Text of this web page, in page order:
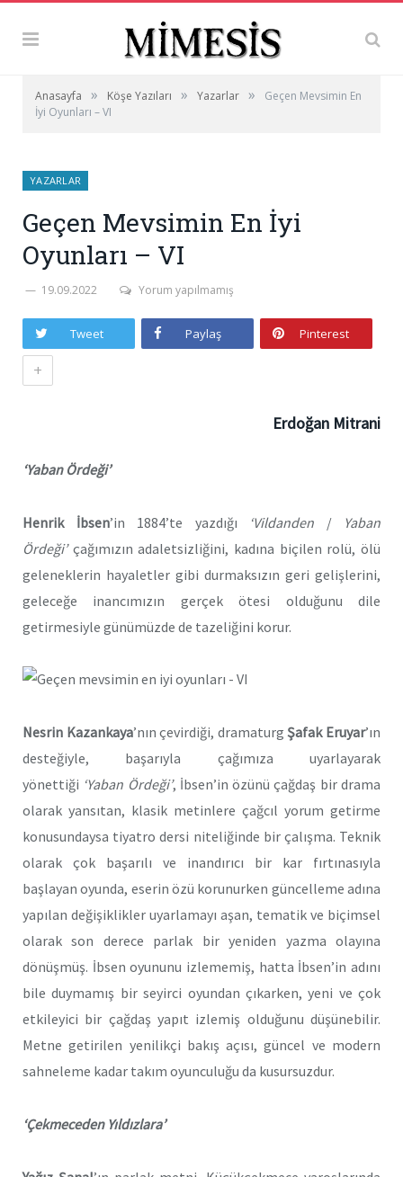
Anasayfa » Köşe Yazıları » Yazarlar »
Geçen Mevsimin En
İyi Oyunları – VI
YAZARLAR
Geçen Mevsimin En İyi
Oyunları – VI
19.09.2022 Yorum yapılmamış
Tweet Paylaş Pinterest
+
Erdoğan Mitrani
‘Yaban Ördeği’
Henrik İbsen’in 1884’te yazdığı ‘Vildanden / Yaban
Ördeği’çağımızın adaletsizliğini, kadına biçilen rolü, ölü
geleneklerin hayaletler gibi durmaksızın geri gelişlerini,
geleceğe inancımızın gerçek ötesi olduğunu dile
getirmesiyle günümüzde de tazeliğini korur.
Nesrin Kazankaya’nın çevirdiği, dramaturgŞafak Eruyar’ın
desteğiyle, başarıyla çağımıza uyarlayarak
yönettiği ‘Yaban Ördeği’, İbsen’in özünü çağdaş bir drama
olarak yansıtan, klasik metinlere çağcıl yorum getirme
konusundaysa tiyatro dersi niteliğinde bir çalışma. Teknik
olarak çok başarılı ve inandırıcı bir kar fırtınasıyla
başlayan oyunda, eserin özü korunurken güncelleme adına
yapılan değişiklikler uyarlamayı aşan, tematik ve biçimsel
olarak son derece parlak bir yeniden yazma olayına
dönüşmüş. İbsen oyununu izlememiş, hatta İbsen’in adını
bile duymamış bir seyirci oyundan çıkarken, yeni ve çok
etkileyici bir çağdaş yapıt izlemiş olduğunu düşünebilir.
Metne getirilen yenilikçi bakış açısı, güncel ve modern
sahneleme kadar takım oyunculuğu da kusursuzdur.
‘Çekmeceden Yıldızlara’